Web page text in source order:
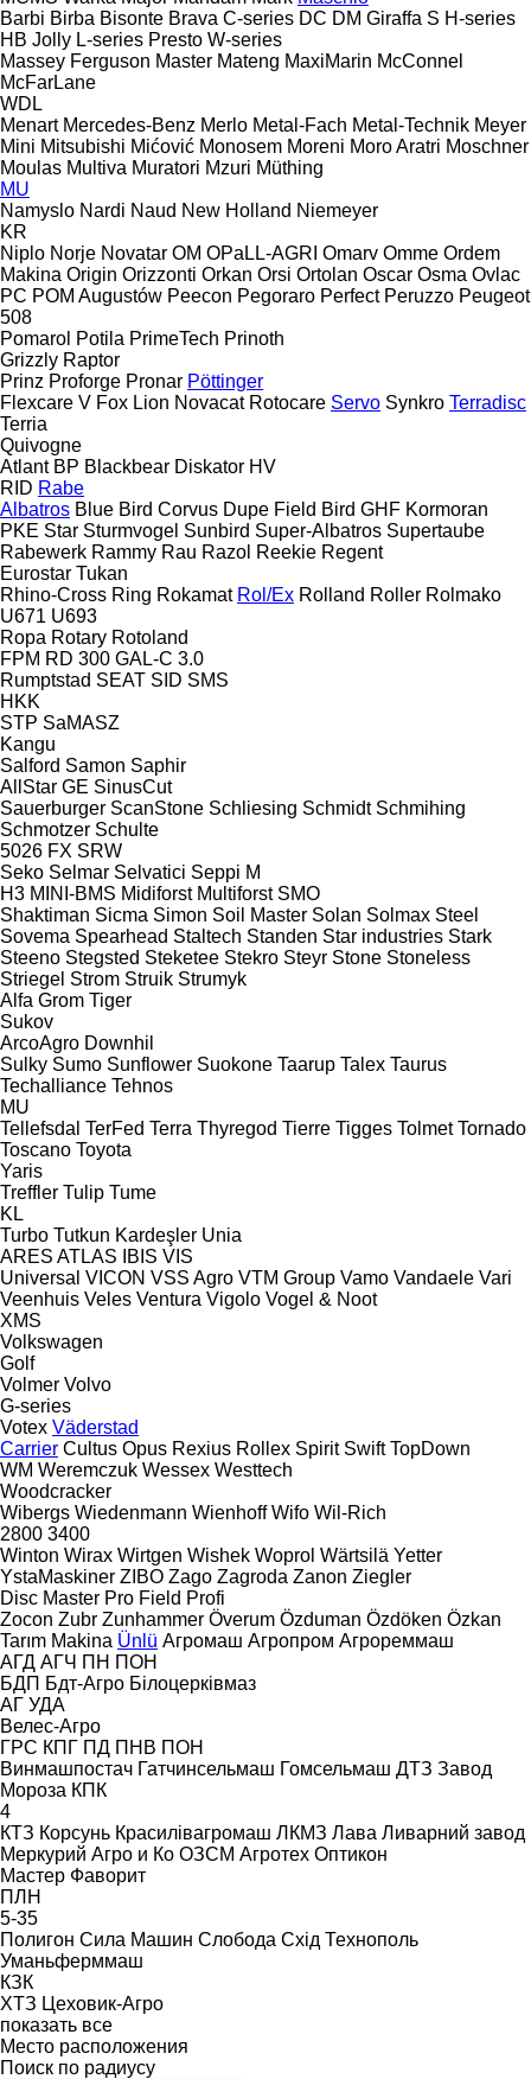
Barbi Birba Bisonte Brava C-series DC DM Giraffa S H-series
HB Jolly L-series Presto W-series
Massey Ferguson Master Mateng MaxiMarin McConnel
McFarLane
WDL
Menart Mercedes-Benz Merlo Metal-Fach Metal-Technik Meyer
Mini Mitsubishi Mićović Monosem Moreni Moro Aratri Moschner
Moulas Multiva Muratori Mzuri Müthing
MU
Namyslo Nardi Naud New Holland Niemeyer
KR
Niplo Norje Novatar OM OPaLL-AGRI Omarv Omme Ordem
Makina Origin Orizzonti Orkan Orsi Ortolan Oscar Osma Ovlac
PC POM Augustów Peecon Pegoraro Perfect Peruzzo Peugeot
508
Pomarol Potila PrimeTech Prinoth
Grizzly Raptor
Prinz Proforge Pronar Pöttinger
Flexcare V Fox Lion Novacat Rotocare Servo Synkro Terradisc
Terria
Quivogne
Atlant BP Blackbear Diskator HV
RID Rabe
Albatros Blue Bird Corvus Dupe Field Bird GHF Kormoran
PKE Star Sturmvogel Sunbird Super-Albatros Supertaube
Rabewerk Rammy Rau Razol Reekie Regent
Eurostar Tukan
Rhino-Cross Ring Rokamat Rol/Ex Rolland Roller Rolmako
U671 U693
Ropa Rotary Rotoland
FPM RD 300 GAL-C 3.0
Rumptstad SEAT SID SMS
HKK
STP SaMASZ
Kangu
Salford Samon Saphir
AllStar GE SinusCut
Sauerburger ScanStone Schliesing Schmidt Schmihing
Schmotzer Schulte
5026 FX SRW
Seko Selmar Selvatici Seppi M
H3 MINI-BMS Midiforst Multiforst SMO
Shaktiman Sicma Simon Soil Master Solan Solmax Steel
Sovema Spearhead Staltech Standen Star industries Stark
Steeno Stegsted Steketee Stekro Steyr Stone Stoneless
Striegel Strom Struik Strumyk
Alfa Grom Tiger
Sukov
ArcoAgro Downhil
Sulky Sumo Sunflower Suokone Taarup Talex Taurus
Techalliance Tehnos
MU
Tellefsdal TerFed Terra Thyregod Tierre Tigges Tolmet Tornado
Toscano Toyota
Yaris
Treffler Tulip Tume
KL
Turbo Tutkun Kardeşler Unia
ARES ATLAS IBIS VIS
Universal VICON VSS Agro VTM Group Vamo Vandaele Vari
Veenhuis Veles Ventura Vigolo Vogel & Noot
XMS
Volkswagen
Golf
Volmer Volvo
G-series
Votex Väderstad
Carrier Cultus Opus Rexius Rollex Spirit Swift TopDown
WM Weremczuk Wessex Westtech
Woodcracker
Wibergs Wiedenmann Wienhoff Wifo Wil-Rich
2800 3400
Winton Wirax Wirtgen Wishek Woprol Wärtsilä Yetter
YstaMaskiner ZIBO Zago Zagroda Zanon Ziegler
Disc Master Pro Field Profi
Zocon Zubr Zunhammer Överum Özduman Özdöken Özkan
Tarım Makina Ünlü Агромаш Агропром Агрореммаш
АГД АГЧ ПН ПОН
БДП Бдт-Агро Білоцерківмаз
АГ УДА
Велес-Агро
ГРС КПГ ПД ПНВ ПОН
Винмашпостач Гатчинсельмаш Гомсельмаш ДТЗ Завод
Мороза КПК
4
КТЗ Корсунь Красилівагромаш ЛКМЗ Лава Ливарний завод
Меркурий Агро и Ко ОЗСМ Агротех Оптикон
Мастер Фаворит
ПЛН
5-35
Полигон Сила Машин Слобода Схід Технополь
Уманьферммаш
КЗК
ХТЗ Цеховик-Агро
показать все
Место расположения
Поиск по радиусу